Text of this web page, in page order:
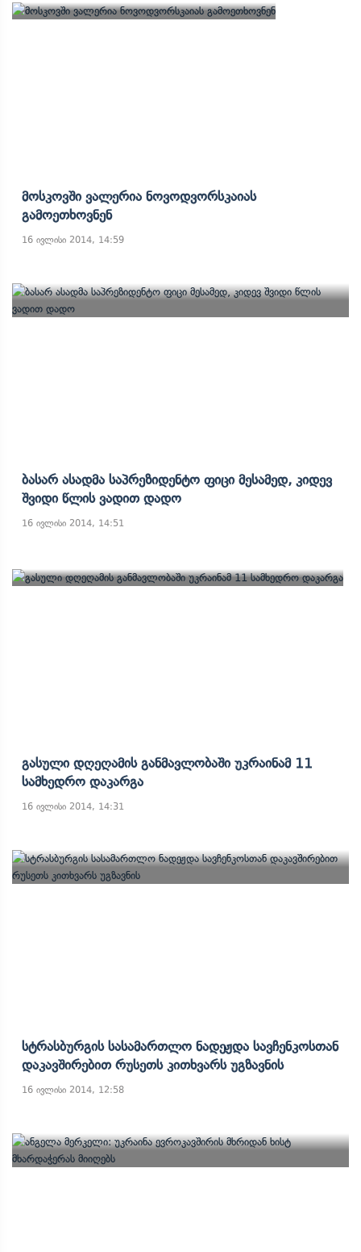
Მოსკოვში Ვალერია Ნოვოდვორსკაიას
Გამოეთხოვნენ
16 ივლისი 2014, 14:59
Ბასარ Ასადმა Საპრეზიდენტო Ფიცი Მესამედ, Კიდევ
Შვიდი Წლის Ვადით Დადო
16 ივლისი 2014, 14:51
Გასული Დღეღამის Განმავლობაში Უკრაინამ 11
Სამხედრო Დაკარგა
16 ივლისი 2014, 14:31
Სტრასბურგის Სასამართლო Ნადეჟდა Სავჩენკოსთან
Დაკავშირებით Რუსეთს Კითხვარს Უგზავნის
16 ივლისი 2014, 12:58